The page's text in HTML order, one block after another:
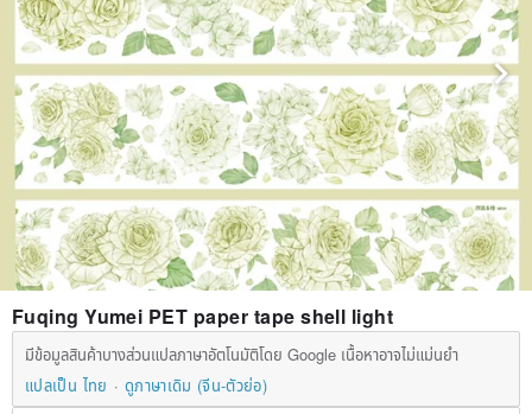
Fuqing Yumei PET paper tape shell light
มีข้อมูลสินค้าบางส่วนแปลภาษาอัตโนมัติโดย Google เนื้อหาอาจไม่แม่นยำ
แปลเป็น ไทย
ดูภาษาเดิม (จีน-ตัวย่อ)